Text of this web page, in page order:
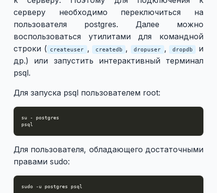
серверу необходимо переключиться на
пользователя postgres. Далее можно
воспользоваться утилитами для командной
строки ( createuser , createdb , dropuser , dropdb
и
др.) или запустить интерактивный терминал
psql.
Для запуска psql пользователем root:
Для пользователя, обладающего достаточными
правами sudo: